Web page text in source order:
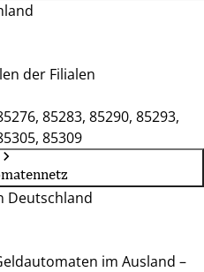
der Filialen
85283, 85290, 85293,
85309
Deutschland
im Ausland –